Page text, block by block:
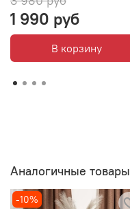
1 990 руб
В корзину
Аналогичные товары
-10%